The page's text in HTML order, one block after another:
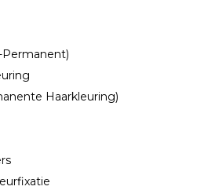
Permanent)
Haarkleuring)